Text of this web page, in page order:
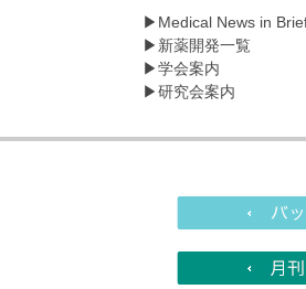
▶Medical News in
▶新薬開発一覧
▶学会案内
▶研究会案内